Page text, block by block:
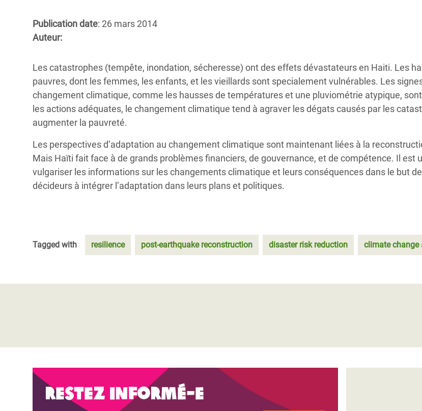
Inequality and Rights in a
Digital Age
Gender, Rights, and Justice
Crise des Réfugiés Rohingyas
au Bangladesh
Crise des Réfugié·es au
Crise en Syrie
Les Violences Faites aux Femmes et aux
Filles, Ça Suffit !
Publication date: 26 mars 2014
Auteur:
Les catastrophes (tempête, inondation, sécheresse) ont des effets dévastateurs en Haiti. Les
pauvres, dont les femmes, les enfants, et les vieillards sont specialement vulnérables. Les
changement climatique, comme les hausses de températures et une pluviométrie atypique,
les actions adéquates, le changement climatique tend à agraver les dégats causés par les
augmenter la pauvreté.
Les perspectives d’adaptation au changement climatique sont maintenant liées à la
Mais Haïti fait face à de grands problèmes financiers, de gouvernance, et de compétence. Il est
vulgariser les informations sur les changements climatique et leurs conséquences dans le but
décideurs à intégrer l’adaptation dans leurs plans et politiques.
Tagged with resilience post-earthquake reconstruction disaster risk reduction climate change
Restez informé-e